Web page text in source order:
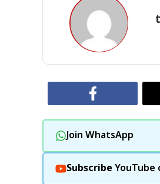
Join WhatsApp
Subscribe YouTube